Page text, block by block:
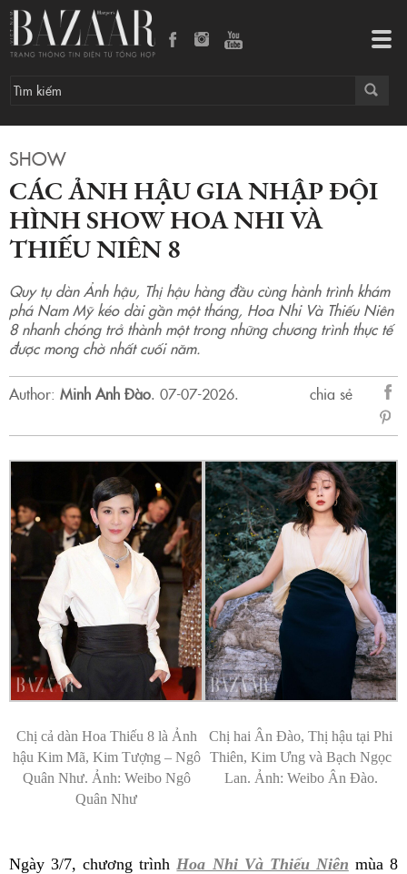
SHOW
CÁC ẢNH HẬU GIA NHẬP ĐỘI
HÌNH SHOW HOA NHI VÀ
THIẾU NIÊN 8
Quy tụ dàn Ảnh hậu, Thị hậu hàng đầu cùng hành trình khám
phá Nam Mỹ kéo dài gần một tháng, Hoa Nhi Và Thiếu Niên
8 nhanh chóng trở thành một trong những chương trình thực tế
được mong chờ nhất cuối năm.
Author: Minh Anh Đào. 07-07-2026.
chia sẻ
sẻ
Chị cả dàn Hoa Thiếu 8 là Ảnh
hậu Kim Mã, Kim Tượng – Ngô
Quân Như. Ảnh: Weibo Ngô
Quân Như
Chị hai Ân Đào, Thị hậu tại Phi
Thiên, Kim Ưng và Bạch Ngọc
Lan. Ảnh: Weibo Ân Đào.
Ngày 3/7, chương trình Hoa Nhi Và Thiếu Niên mùa 8